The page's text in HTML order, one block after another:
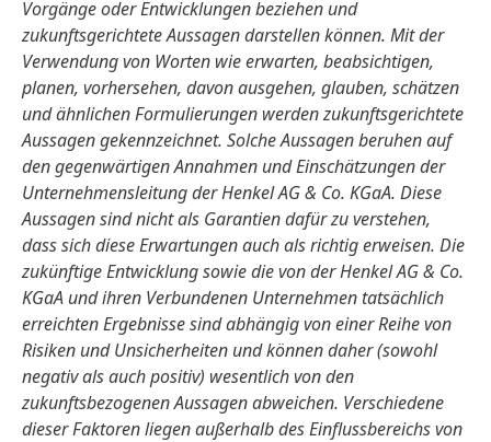
Vorgänge oder Entwicklungen beziehen und
zukunftsgerichtete Aussagen darstellen können. Mit der
Verwendung von Worten wie erwarten, beabsichtigen,
planen, vorhersehen, davon ausgehen, glauben, schätzen
und ähnlichen Formulierungen werden zukunftsgerichtete
Aussagen gekennzeichnet. Solche Aussagen beruhen auf
den gegenwärtigen Annahmen und Einschätzungen der
Unternehmensleitung der Henkel AG & Co. KGaA. Diese
Aussagen sind nicht als Garantien dafür zu verstehen,
dass sich diese Erwartungen auch als richtig erweisen. Die
zukünftige Entwicklung sowie die von der Henkel AG & Co.
KGaA und ihren Verbundenen Unternehmen tatsächlich
erreichten Ergebnisse sind abhängig von einer Reihe von
Risiken und Unsicherheiten und können daher(sowohl
negativ als auch positiv) wesentlich von den
zukunftsbezogenen Aussagen abweichen. Verschiedene
dieser Faktoren liegen außerhalb des Einflussbereichs von